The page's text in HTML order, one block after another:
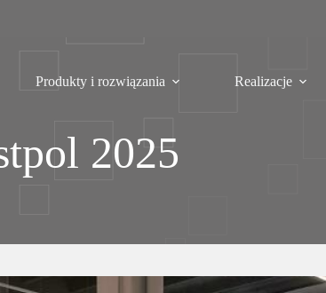
Produkty i rozwiązania Realizacje
2025